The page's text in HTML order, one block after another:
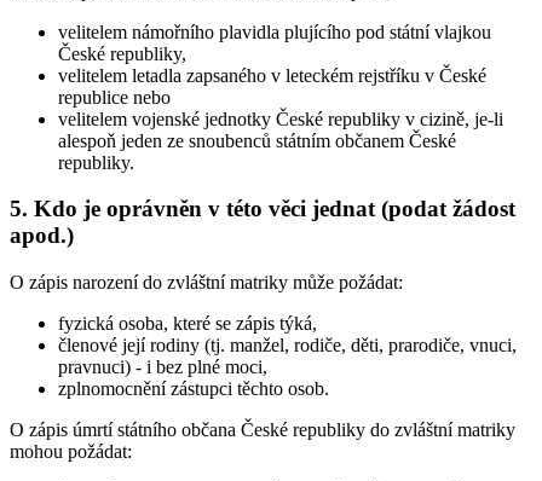
velitelem námořního plavidla plujícího pod státní vlajkou
České republiky,
velitelem letadla zapsaného v leteckém rejstříku v České
republice nebo
velitelem vojenské jednotky České republiky v cizině, je-li
alespoň jeden ze snoubenců státním občanem České
republiky.
5. Kdo je oprávněn v této věci jednat (podat žádost
apod.)
O zápis narození do zvláštní matriky může požádat:
fyzická osoba, které se zápis týká,
členové její rodiny (tj. manžel, rodiče, děti, prarodiče, vnuci,
pravnuci) - i bez plné moci,
zplnomocnění zástupci těchto osob.
O zápis úmrtí státního občana České republiky do zvláštní matriky
mohou požádat: